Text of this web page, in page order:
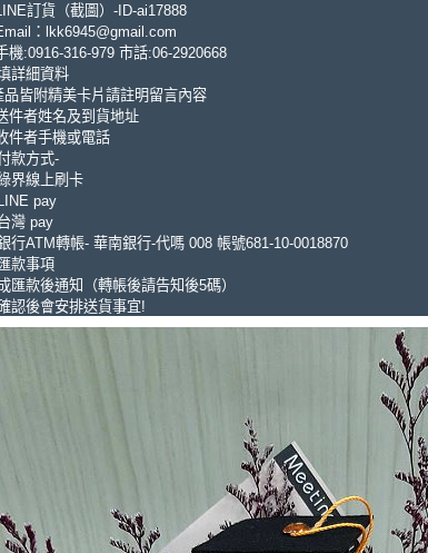
訂貨（截圖）-ID-ai17888
：lkk6945@gmail.com
機:0916-316-979 市話:06-2920668
詳細資料
品皆附精美卡片請註明留言內容
件者姓名及到貨地址
件者手機或電話
款方式-
界線上刷卡
pay
灣 pay
行ATM轉帳- 華南銀行-代嗎 008 帳號681-10-0018870
款事項
匯款後通知（轉帳後請告知後5碼）
認後會安排送貨事宜!